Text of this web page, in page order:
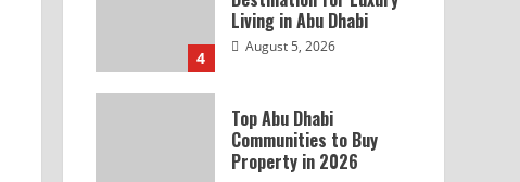
4
Living in Abu Dhabi
August 5, 2026
Top Abu Dhabi
Communities to Buy
Property in 2026